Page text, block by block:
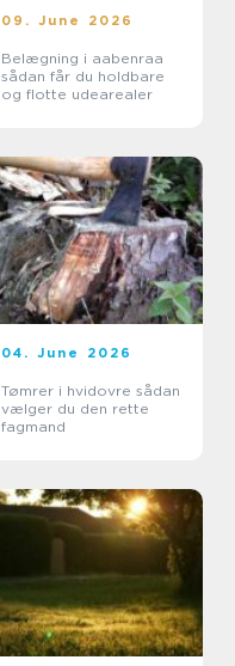
09. June 2026
Belægning i aabenraa
sådan får du holdbare
og flotte udearealer
04. June 2026
Tømrer i hvidovre sådan
vælger du den rette
fagmand